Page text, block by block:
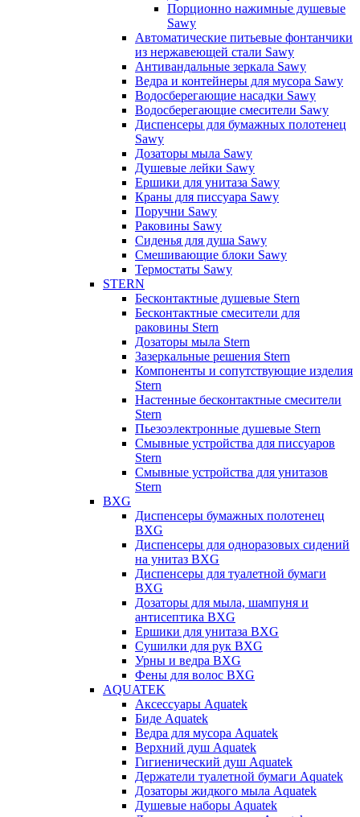
Порционно нажимные душевые
Sawy
Автоматические питьевые фонтанчики
из нержавеющей стали Sawy
Антивандальные зеркала Sawy
Ведра и контейнеры для мусора Sawy
Водосберегающие насадки Sawy
Водосберегающие смесители Sawy
Диспенсеры для бумажных полотенец
Sawy
Дозаторы мыла Sawy
Душевые лейки Sawy
Ершики для унитаза Sawy
Краны для писсуара Sawy
Поручни Sawy
Раковины Sawy
Сиденья для душа Sawy
Смешивающие блоки Sawy
Термостаты Sawy
STERN
Бесконтактные душевые Stern
Бесконтактные смесители для
раковины Stern
Дозаторы мыла Stern
Зазеркальные решения Stern
Компоненты и сопутствующие изделия
Stern
Настенные бесконтактные смесители
Stern
Пьезоэлектронные душевые Stern
Смывные устройства для писсуаров
Stern
Смывные устройства для унитазов
Stern
BXG
Диспенсеры бумажных полотенец
BXG
Диспенсеры для одноразовых сидений
на унитаз BXG
Диспенсеры для туалетной бумаги
BXG
Дозаторы для мыла, шампуня и
антисептика BXG
Ершики для унитаза BXG
Сушилки для рук BXG
Урны и ведра BXG
Фены для волос BXG
AQUATEK
Аксессуары Aquatek
Биде Aquatek
Ведра для мусора Aquatek
Верхний душ Aquatek
Гигиенический душ Aquatek
Держатели туалетной бумаги Aquatek
Дозаторы жидкого мыла Aquatek
Душевые наборы Aquatek